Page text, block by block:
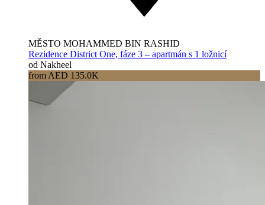
MĚSTO MOHAMMED BIN RASHID
Rezidence District One, fáze 3 – apartmán s 1 ložnicí
od Nakheel
from AED 135.0K